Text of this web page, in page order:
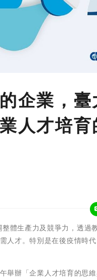
企業，
人才培
體生產力及競爭力，透過
人才。特別是在後疫情時
舉辦「企業人才培育的思